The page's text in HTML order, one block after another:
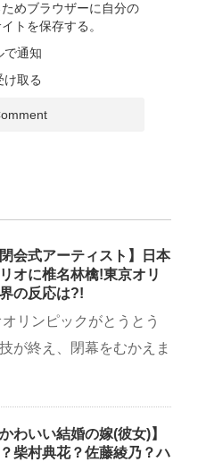
めブラウザーに自分の
トを保存する。
で通知
け取る
閉会式アーティスト】日本
オに椎名林檎!東京オリ
の反応は?!
リンピックがとうとう
が終え、閉幕をむかえま
わいい結婚の嫁(彼女)】
柴村典花？佐藤綾乃？ハ